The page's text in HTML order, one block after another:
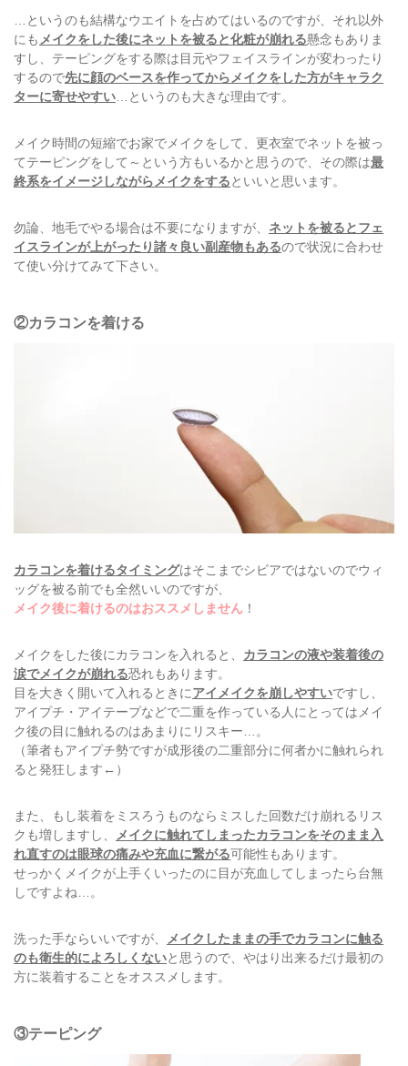
…というのも結構なウエイトを占めてはいるのですが、それ以外
にも メイクをした後にネットを被ると化粧が崩れる懸念もありま
すし、テーピングをする際は目元やフェイスラインが変わったり
するので先に顔のベースを作ってからメイクをした方がキャラク
ターに寄せやすい …というのも大きな理由です。
メイク時間の短縮でお家でメイクをして、更衣室でネットを被っ
てテーピングをして～という方もいるかと思うので、その際は最
終系をイメージしながらメイクをするといいと思います。
勿論、地毛でやる場合は不要になりますが、 ネットを被るとフェ
イスラインが上がったり諸々良い副産物もあるので状況に合わせ
て使い分けてみて下さい。
②カラコンを着ける
カラコンを着けるタイミングはそこまでシビアではないのでウィ
ッグを被る前でも全然いいのですが、
メイク後に着けるのはおススメしません ！
メイクをした後にカラコンを入れると、
カラコンの液や装着後の
涙でメイクが崩れる恐れもあります。
目を大きく開いて入れるときにアイメイクを崩しやすいですし、
アイプチ・アイテープなどで二重を作っている人にとってはメイ
ク後の目に触れるのはあまりにリスキー…。
（筆者もアイプチ勢ですが成形後の二重部分に何者かに触れられ
ると発狂します←）
また、もし装着をミスろうものならミスした回数だけ崩れるリス
クも増しますし、
メイクに触れてしまったカラコンをそのまま入
れ直すのは眼球の痛みや充血に繋がる可能性もあります。
せっかくメイクが上手くいったのに目が充血してしまったら台無
しですよね…。
洗った手ならいいですが、
メイクしたままの手でカラコンに触る
のも衛生的によろしくないと思うので、やはり出来るだけ最初の
方に装着することをオススメします。
③テーピング